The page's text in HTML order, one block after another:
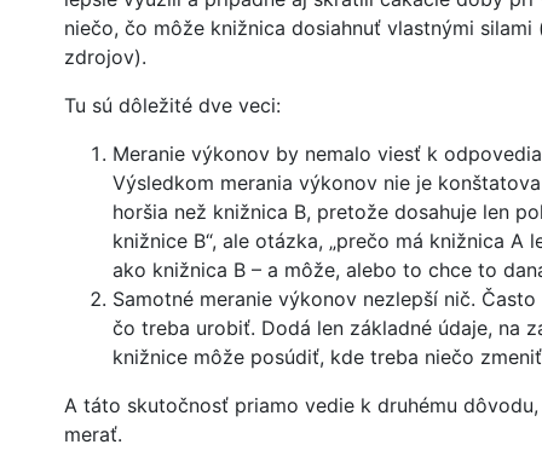
niečo, čo môže knižnica dosiahnuť vlastnými
zdrojov).
Tu sú dôležité dve veci:
Meranie výkonov by nemalo viesť k
Výsledkom merania výkonov nie je
horšia než knižnica B, pretože dosahuje len
knižnice B“, ale otázka, „prečo má knižnica A
ako knižnica B – a môže, alebo to chce to
Samotné meranie výkonov nezlepší nič.
čo treba urobiť. Dodá len základné údaje, na
knižnice môže posúdiť, kde treba niečo
A táto skutočnosť priamo vedie k druhému
merať.